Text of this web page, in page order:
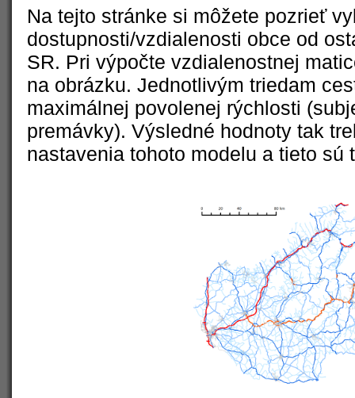
Na tejto stránke si môžete pozrieť
dostupnosti/vzdialenosti obce od
SR. Pri výpočte vzdialenostnej
na obrázku. Jednotlivým triedam
maximálnej povolenej rýchlosti
premávky). Výsledné hodnoty tak
nastavenia tohoto modelu a tieto